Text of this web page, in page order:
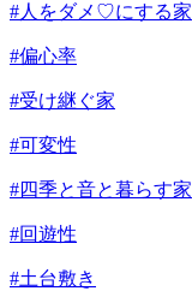
#人をダメ♡にする家
#偏心率
#受け継ぐ家
#可変性
#四季と音と暮らす家
#回遊性
#土台敷き